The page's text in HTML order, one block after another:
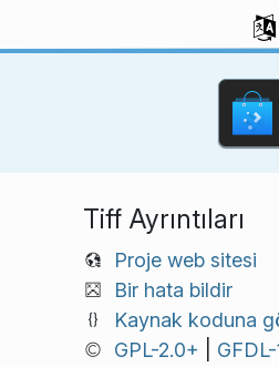
Dili
Tiff Ayrıntıları
Proje web sitesi
Bir hata bildir
Kaynak koduna
GPL-2.0+
GFDL-